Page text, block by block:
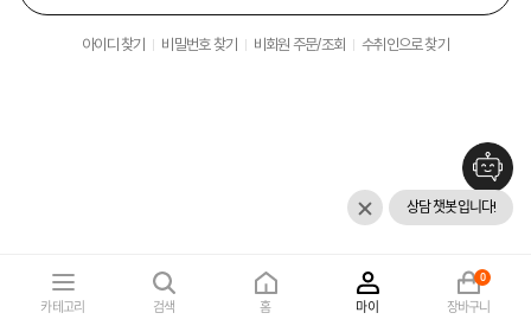
아이디 찾기 비밀번호 찾기 비회원 주문/조회 수취인으로 찾기
카테고리 검색 홈 마이 장바구니
0
상담 챗봇입니다!